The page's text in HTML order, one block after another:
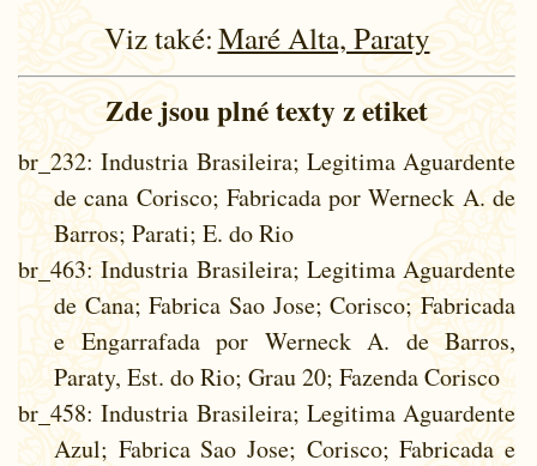
Viz také:Maré Alta, Paraty
Zde jsou plné texty z etiket
br_232: Industria Brasileira; Legitima Aguardente
de cana Corisco; Fabricada por Werneck A. de
Barros; Parati; E. do Rio
br_463: Industria Brasileira; Legitima Aguardente
de Cana; Fabrica Sao Jose; Corisco; Fabricada
e Engarrafada por Werneck A. de Barros,
Paraty, Est. do Rio; Grau 20; Fazenda Corisco
br_458: Industria Brasileira; Legitima Aguardente
Azul; Fabrica Sao Jose; Corisco; Fabricada e